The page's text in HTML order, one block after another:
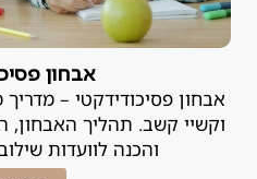
אבחון
אבחון פסיכודידקטי – מדריך
וקשיי קשב. תהליך האבחון,
והכנה לוועדות